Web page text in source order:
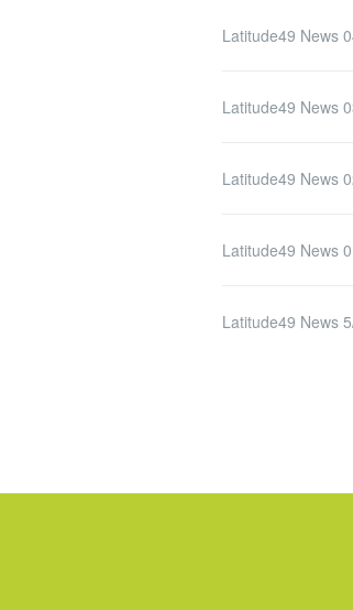
Latitude49 News
Latitude49 News
Latitude49 News
Latitude49 News
Latitude49 News